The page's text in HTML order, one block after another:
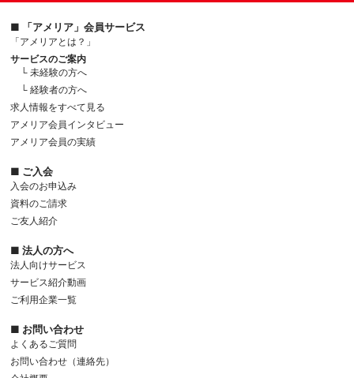
■ 「アメリア」会員サービス
「アメリアとは？」
サービスのご案内
└ 未経験の方へ
└ 経験者の方へ
求人情報をすべて見る
アメリア会員インタビュー
アメリア会員の実績
■ ご入会
入会のお申込み
資料のご請求
ご友人紹介
■ 法人の方へ
法人向けサービス
サービス紹介動画
ご利用企業一覧
■ お問い合わせ
よくあるご質問
お問い合わせ（連絡先）